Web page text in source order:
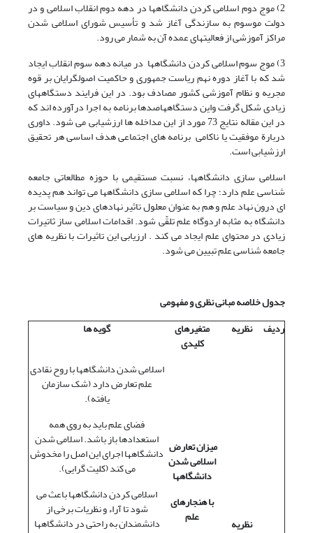
2) موج دوم اسلامی کردن دانشگاه­ها در دهه دوم انقلاب اسلامی و در
دولت موسوم به سازندگی آغاز شد و تأسیس شورای اسلامی شدن
مراکز آموزشی از فعالیت­های عمده آن به شمار می رود.
3) موج سوم اسلامی کردن دانشگاه­ها در میانه دهه سوم انقلاب ایجاد
شد که با آغاز دوره نهم ریاست جمهوری و حاکمیت اصول­گرایان بر قوه
مجریه و نظام آموزشی کشور مصادف بود. در این فرایند دستگاههای
زیادی شکل گرفت واین دستگاههاصدها برنامه به اجرا درآورده اند که
در این مقاله نتایج 73 مورد از این مداخله ها ارزشیابی می شود. داوری
دربارة موفقیت یا ناکامی برنامه‌‌ های اجتماعی هدف اساسی هر تحقیق
ارزشیابی است.
اسلامی سازی دانشگاهها، نسبت مستقیمی با حوزه مطالعاتی جامعه
شناسی علم دارد؛ چرا که اسلامی سازی دانشگاهها می تواند هم پدیده
ای درون نهاد علم و هم به عنوان معلول تاثیر نهادهای دین و سیاست بر
دانشگاه به مثابه اردوگاه علم تلقّی شود. اقدامات اسلامی ساز ثاتیرات
زیادی در محتوای علم ایجاد می کند . ارزیابی این تاثیرات با نظریه های
جامعه شناسی علم تبیین می شود.
جدول خلاصه مبانی نظری و مفهومی
ردیف
نظریه متغیرهای
کلیدی
گویه ها
نظریه
میزان تعارض
اسلامی شدن
دانشگاهها
با هنجارهای
علم
اسلامی شدن دانشگاهها با روح نقادی
علم تعارض دارد (شک سازمان
یافته).
فضای علم باید به روی همه
استعدادها باز باشد. اسلامی شدن
دانشگاهها اجرای این اصل را مخدوش
می کند (کلیت گرایی).
اسلامی کردن دانشگاهها باعث می
شود تا آراء و نظریات برخی از
دانشمندان به راحتی در دانشگاهها